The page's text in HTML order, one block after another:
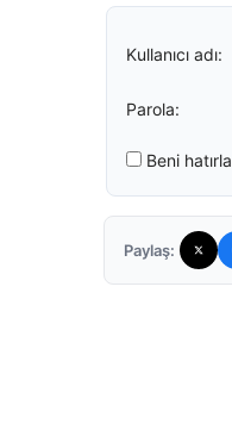
Kullanıcı adı:
Parola:
Beni hatırla
Paylaş: